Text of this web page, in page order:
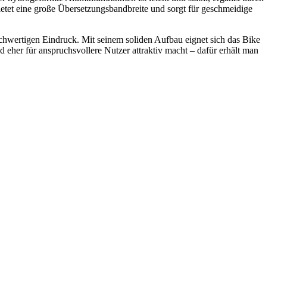
eine große Übersetzungsbandbreite und sorgt für geschmeidige
Eindruck. Mit seinem soliden Aufbau eignet sich das Bike
für anspruchsvollere Nutzer attraktiv macht – dafür erhält man